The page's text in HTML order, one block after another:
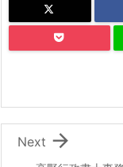

Next